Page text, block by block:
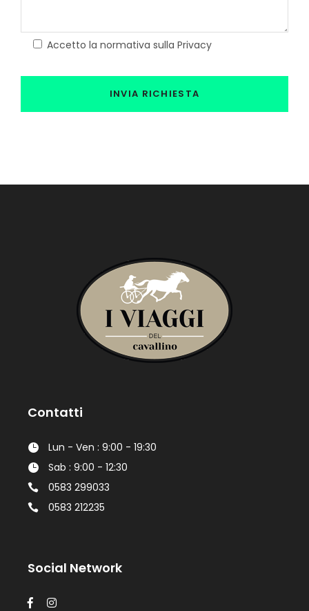
Accetto la normativa sulla Privacy
Contatti
Lun - Ven : 9:00 - 19:30
Sab : 9:00 - 12:30
0583 299033
0583 212235
Social Network